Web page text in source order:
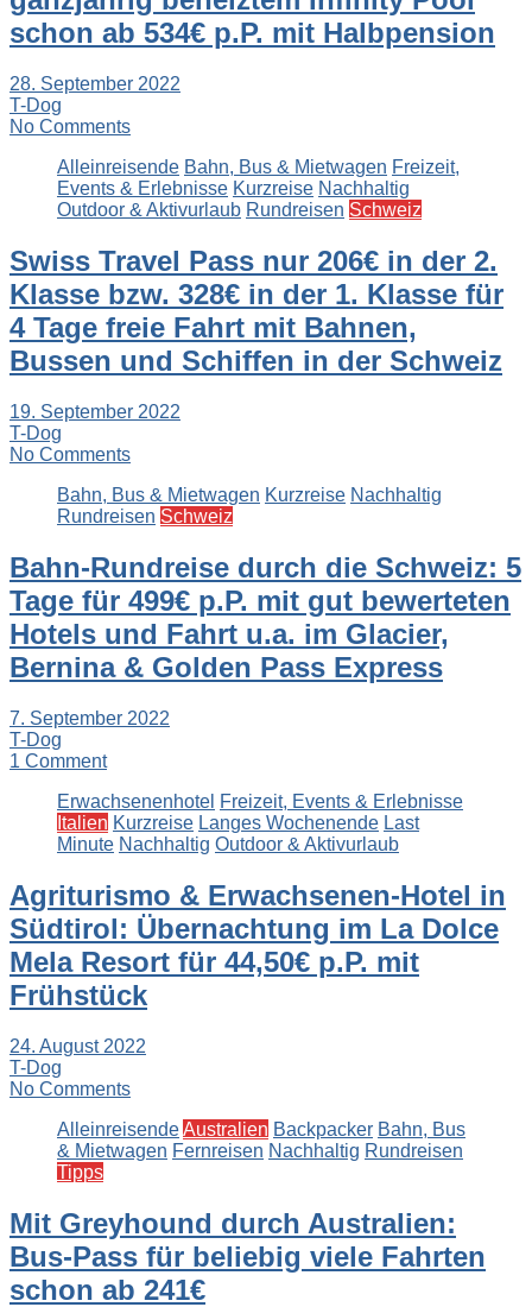
schon ab 534€ p.P. mit Halbpension
28. September 2022
T-Dog
No Comments
Alleinreisende Bahn, Bus & Mietwagen Freizeit,
Events & Erlebnisse Kurzreise Nachhaltig
Outdoor & Aktivurlaub Rundreisen Schweiz
Swiss Travel Pass nur 206€ in der 2.
Klasse bzw. 328€ in der 1. Klasse für
4 Tage freie Fahrt mit Bahnen,
Bussen und Schiffen in der Schweiz
19. September 2022
T-Dog
No Comments
Bahn, Bus & Mietwagen Kurzreise Nachhaltig
Rundreisen Schweiz
Bahn-Rundreise durch die Schweiz: 5
Tage für 499€ p.P. mit gut bewerteten
Hotels und Fahrt u.a. im Glacier,
Bernina & Golden Pass Express
7. September 2022
T-Dog
1 Comment
Erwachsenenhotel Freizeit, Events & Erlebnisse
Italien Kurzreise Langes Wochenende Last
Minute Nachhaltig Outdoor & Aktivurlaub
Agriturismo & Erwachsenen-Hotel in
Südtirol: Übernachtung im La Dolce
Mela Resort für 44,50€ p.P. mit
Frühstück
24. August 2022
T-Dog
No Comments
AlleinreisendeAustralien Backpacker Bahn, Bus
& Mietwagen Fernreisen Nachhaltig Rundreisen
Tipps
Mit Greyhound durch Australien:
Bus-Pass für beliebig viele Fahrten
schon ab 241€